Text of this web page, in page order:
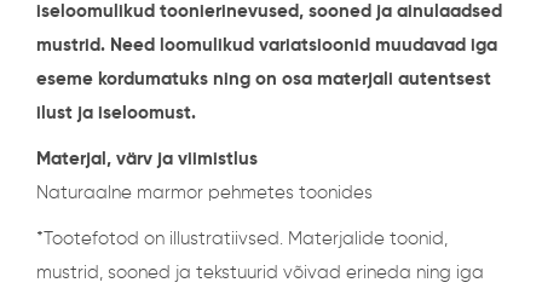
iseloomulikud toonierinevused, sooned ja ainulaadsed
mustrid. Need loomulikud variatsioonid muudavad iga
eseme kordumatuks ning on osa materjali autentsest
ilust ja iseloomust.
Materjal, värv ja viimistlus
Naturaalne marmor pehmetes toonides
*Tootefotod on illustratiivsed. Materjalide toonid,
mustrid, sooned ja tekstuurid võivad erineda ning iga